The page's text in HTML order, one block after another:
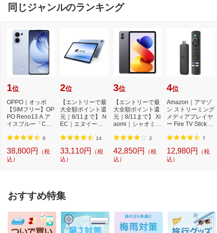
同じジャンルのランキング
1位
OPPO｜オッポ
【SIMフリー】OP
PO Reno13 A ア
イスブルー「CPH
m Snapdr...
6
38,800円
（税
込）
2位
【エントリーで最
大全額ポイント還
元｜8/11まで】 N
EC｜エヌイーシ
ッ...
14
33,110円
（税
込）
3位
【エントリーで最
大全額ポイント還
元｜8/11まで】 Xi
aomi｜シャオミ A
2
42,850円
（税
込）
4位
Amazon｜アマゾ
ン ストリーミング
メディアプレイヤ
ー Fire TV Stick 4
7
12,980円
（税
込）
おすすめ特集